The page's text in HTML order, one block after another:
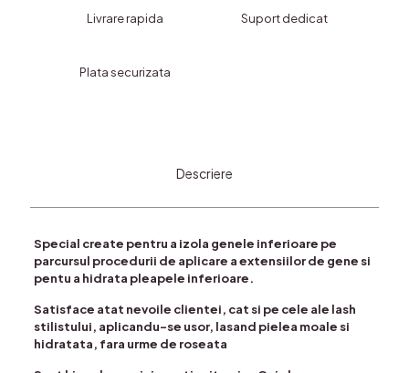
Livrare rapida Suport dedicat
Plata securizata
Descriere
Special create pentru a izola genele inferioare pe
parcursul procedurii de aplicare a extensiilor de gene si
pentu a hidrata pleapele inferioare.
Satisface atat nevoile clientei, cat si pe cele ale lash
stilistului, aplicandu-se usor, lasand pielea moale si
hidratata, fara urme de roseata